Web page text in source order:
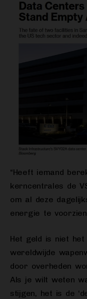
“Heeft iemand
kerncentrales de
om al deze
energie te
Het geld is niet
wereldwijde
door overheden
Als je wilt weten
stijgen, het is de